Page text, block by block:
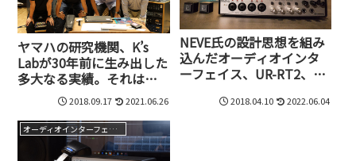
ヤマハの研究機関、K’s
Labが30年前に生み出した
多大なる実績。それは
1977年の論文の発掘から
始まった2018.09.17 2021.06.26
NEVE氏の設計思想を組み
込んだオーディオインタ
ーフェイス、UR-RT2、
手頃価格で発売
2018.04.10 2022.06.04
オーディオインターフェイス